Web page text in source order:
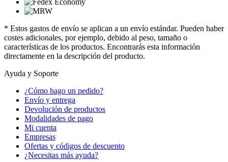
* Estos gastos de envío se aplican a un envío estándar. Pueden haber
costes adicionales, por ejemplo, debido al peso, tamaño o
características de los productos. Encontrarás esta información
directamente en la descripción del producto.
Ayuda y Soporte
¿Cómo hago un pedido?
Envío y entrega
Devolución de productos
Modalidades de pago
Mi cuenta
Empresas
Ofertas y códigos de descuento
¿Necesitas más ayuda?